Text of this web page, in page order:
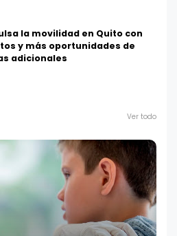
la movilidad en Quito con
y más oportunidades de
adicionales
Ver todo